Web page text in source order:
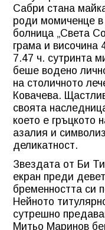
Сабри стана
роди момиченце
болница „Света
грама и височина
7.47 ч. сутринта
беше водено
на столичното
Ковачева.
своята
което е гръцкото
азалия и
деликатност.
Звездата от Би
екран преди
бременността си
Нейното
сутрешно
Митьо Маринов